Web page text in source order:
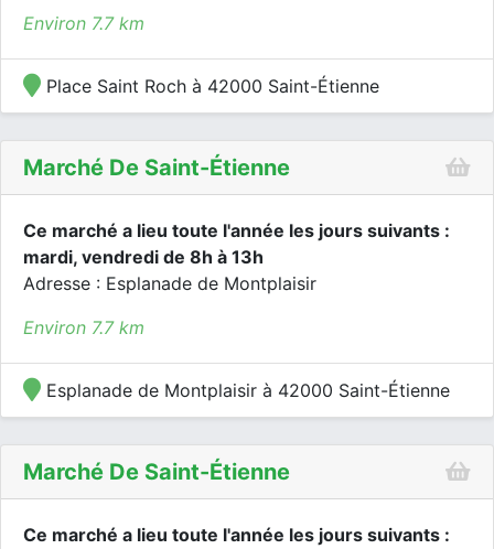
Environ 7.7 km
Place Saint Roch à 42000 Saint-Étienne
Marché De Saint-Étienne
Ce marché a lieu toute l'année les jours suivants :
mardi, vendredi de 8h à 13h
Adresse : Esplanade de Montplaisir
Environ 7.7 km
Esplanade de Montplaisir à 42000 Saint-Étienne
Marché De Saint-Étienne
Ce marché a lieu toute l'année les jours suivants :